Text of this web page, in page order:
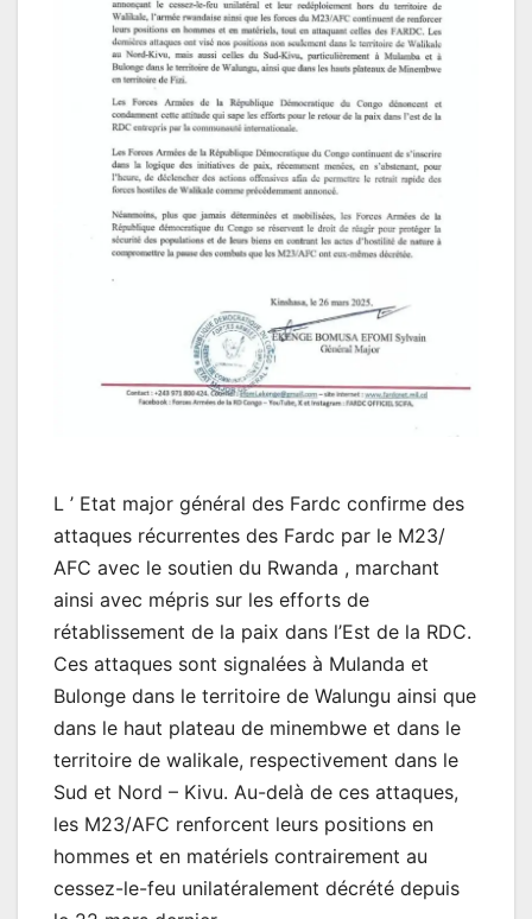
L ’ Etat major général des Fardc confirme des
attaques récurrentes des Fardc par le M23/
AFC avec le soutien du Rwanda , marchant
ainsi avec mépris sur les efforts de
rétablissement de la paix dans l’Est de la RDC.
Ces attaques sont signalées à Mulanda et
Bulonge dans le territoire de Walungu ainsi que
dans le haut plateau de minembwe et dans le
territoire de walikale, respectivement dans le
Sud et Nord – Kivu. Au-delà de ces attaques,
les M23/AFC renforcent leurs positions en
hommes et en matériels contrairement au
cessez-le-feu unilatéralement décrété depuis